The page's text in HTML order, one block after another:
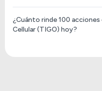
¿Cuánto rinde 100
Cellular (TIGO) hoy?